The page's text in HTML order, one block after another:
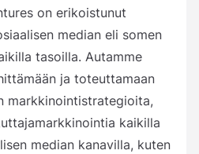
on erikoistunut
median eli somen
tasoilla. Autamme
ja toteuttamaan
markkinointistrategioita,
kaikilla
median kanavilla, kuten